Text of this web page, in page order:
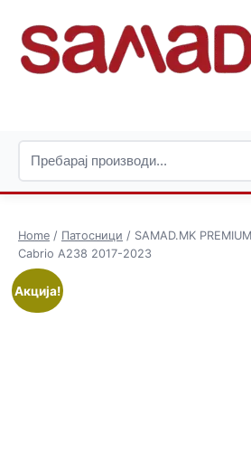
Home / Патосници / SAMAD.MK
Cabrio A238 2017-2023
Акција!